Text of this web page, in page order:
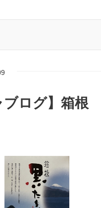
ブログ】箱根